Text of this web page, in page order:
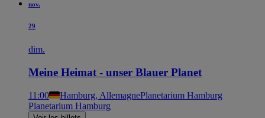
nov.
29
dim.
Meine Heimat - unser Blauer Planet
11:00 Hamburg, AllemagnePlanetarium Hamburg
Planetarium Hamburg